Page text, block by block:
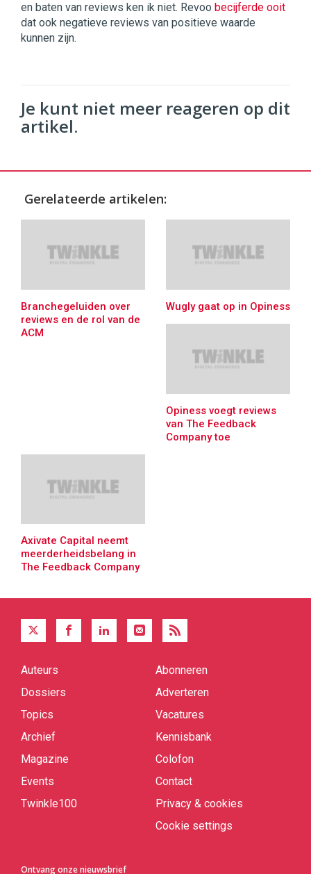
en baten van reviews ken ik niet. Revoo becijferde ooit
dat ook negatieve reviews van positieve waarde
kunnen zijn.
Je kunt niet meer reageren op dit
artikel.
Gerelateerde artikelen:
Branchegeluiden over
reviews en de rol van de
ACM
Wugly gaat op in Opiness
Opiness voegt reviews
van The Feedback
Company toe
Axivate Capital neemt
meerderheidsbelang in
The Feedback Company
Quick
Auteurs
Dossiers
Topics
Archief
Magazine
Events
Twinkle100
Abonneren
Adverteren
Vacatures
Kennisbank
Colofon
Contact
Privacy & cookies
Cookie settings
Ontvang onze nieuwsbrief